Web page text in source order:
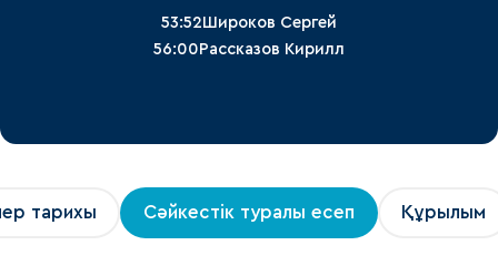
53:52 Широков Сергей
56:00 Рассказов Кирилл
тарихы Сәйкестік туралы есеп Құрылым